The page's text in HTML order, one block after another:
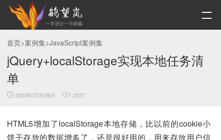
首页>案例集>JavaScript案例集
jQuery+localStorage实现本地任务清
单
2023年07月08日 2027
HTML5增加了localStorage本地存储，比以前的cookie小
饼干存放的数据增多了，还是很好用的，用来存放用户信